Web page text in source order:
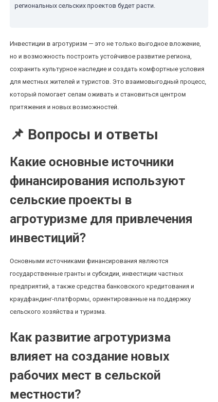
региональных сельских проектов будет расти.
Инвестиции в агротуризм — это не только выгодное вложение,
но и возможность построить устойчивое развитие региона,
сохранить культурное наследие и создать комфортные условия
для местных жителей и туристов. Это взаимовыгодный процесс,
который помогает селам оживать и становиться центром
притяжения и новых возможностей.
📌 Вопросы и ответы
Какие основные источники
финансирования используют
сельские проекты в
агротуризме для привлечения
инвестиций?
Основными источниками финансирования являются
государственные гранты и субсидии, инвестиции частных
предприятий, а также средства банковского кредитования и
краудфандинг-платформы, ориентированные на поддержку
сельского хозяйства и туризма.
Как развитие агротуризма
влияет на создание новых
рабочих мест в сельской
местности?